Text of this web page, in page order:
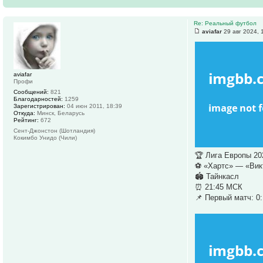
Re: Реальный футбол
aviafar 29 авг 2024,
🏆 Лига Европы
⚽️ «Хартс» —
🏟️ Тайнкасл
⏰ 21:45 МСК
📌 Первый матч:
aviafar
Профи
Сообщений: 821
Благодарностей: 1259
Зарегистрирован: 04 июн 2011, 18:39
Откуда: Минск, Беларусь
Рейтинг: 672
Сент-Джонстон (Шотландия)
Кокимбо Унидо (Чили)